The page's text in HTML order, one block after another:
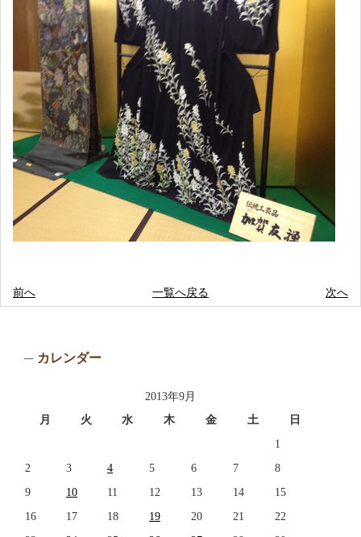
前へ 一覧へ戻る 次へ
カレンダー
2013年9月
月
火 水 木 金 土
日
1
2
3 4 5 6 7
8
9
10 11 12 13 14
15
16
17 18 19 20 21
22